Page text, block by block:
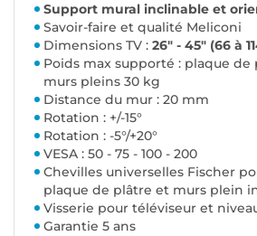
Support mural inclinable et
Savoir-faire et qualité Meliconi
Dimensions TV : 26" - 45" (66 à
Poids max supporté : plaque de
murs pleins 30 kg
Distance du mur : 20 mm
Rotation : +/-15°
Rotation : -5°/+20°
VESA : 50 - 75 - 100 - 200
Chevilles universelles Fischer
plaque de plâtre et murs plein
Visserie pour téléviseur et
Garantie 5 ans